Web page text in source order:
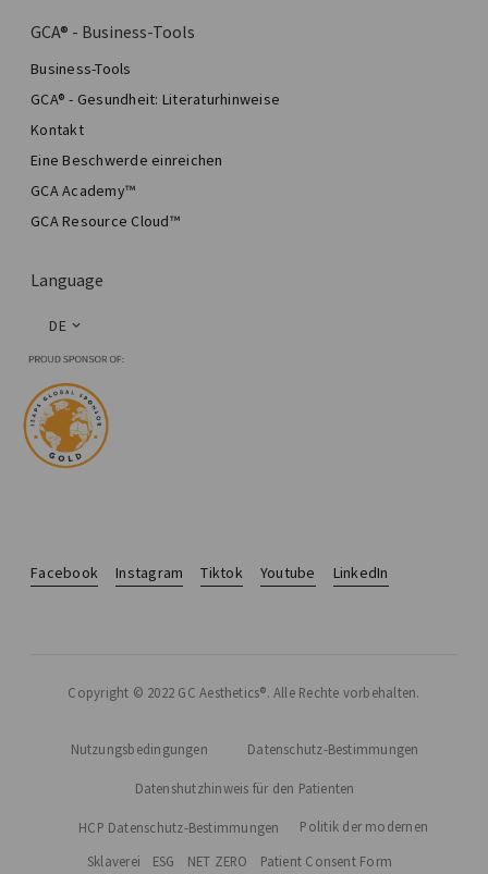
GCA® - Business-Tools
Business-Tools
GCA® - Gesundheit: Literaturhinweise
Kontakt
Eine Beschwerde einreichen
GCA Academy™
GCA Resource Cloud™
Language
DE
Facebook Instagram Tiktok Youtube LinkedIn
Copyright © 2022 GC Aesthetics®. Alle Rechte vorbehalten.
Nutzungsbedingungen Datenschutz-Bestimmungen
Datenshutzhinweis für den Patienten
HCP Datenschutz-Bestimmungen Politik der modernen
Sklaverei ESG NET ZERO Patient Consent Form